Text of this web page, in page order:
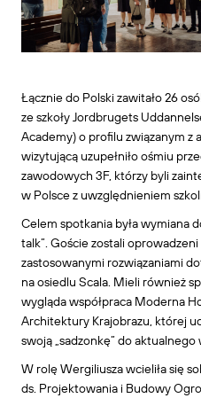
Łącznie do Polski zawitało 26
ze szkoły Jordbrugets
Academy) o profilu związanym
wizytującą uzupełniło ośmiu
zawodowych 3F, którzy byli
w Polsce z uwzględnieniem
Celem spotkania była wymiana
talk”. Goście zostali
zastosowanymi rozwiązaniami
na osiedlu Scala. Mieli również
wygląda współpraca Moderna
Architektury Krajobrazu, której
swoją „sadzonkę” do
W rolę Wergiliusza wcieliła się
ds. Projektowania i Budowy